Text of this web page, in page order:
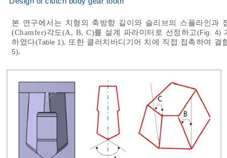
본 연구에서는 치형의 축방향 길이와 슬리브의 스플라인과
(Chamfer)각도(A, B, C)를 설계 파라미터로 선정하고(Fig. 4)
하였다(Table 1 ). 또한 클러치바디기어 치에 직접 접촉하여 결
5).